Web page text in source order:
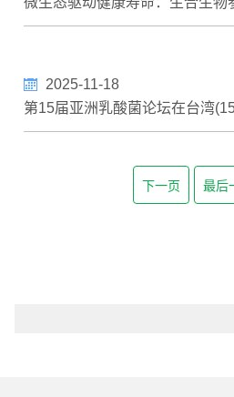
第15届亚洲乳酸菌论坛在台湾
2025-11-18
下一页 最后